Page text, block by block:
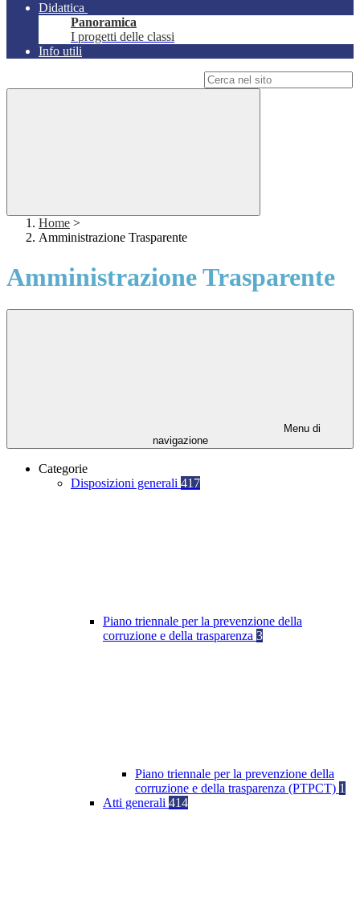
Didattica
Panoramica
I progetti delle classi
Info utili
Home >
Amministrazione Trasparente
Amministrazione Trasparente
Menu di
navigazione
Categorie
Disposizioni generali 417
Piano triennale per la prevenzione della
corruzione e della trasparenza 3
Piano triennale per la prevenzione della
corruzione e della trasparenza (PTPCT) 1
Atti generali 414